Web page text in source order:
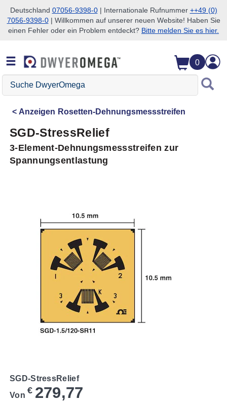
Zum Suchen überspringen
Zum Hauptinhalt überspringen
Zur Navigation überspringen
Deutschland 07056-9398-0| Internationale Rufnummer ++49 (0)
7056-9398-0| Willkommen auf unserer neuen Website! Haben Sie
einen Fehler oder ein Problem entdeckt? Bitte melden Sie es hier.
0
Suche
DwyerOmega
Anzeigen Rosetten-Dehnungsmessstreifen
SGD-StressRelief
3-Element-Dehnungsmessstreifen zur
Spannungsentlastung
SGD-StressRelief
Von € 279,77